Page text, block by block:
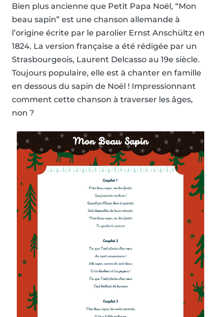
Bien plus ancienne que Petit Papa Noël, “Mon
beau sapin” est une chanson allemande à
l’origine écrite par le parolier Ernst Anschültz en
1824. La version française a été rédigée par un
Strasbourgeois, Laurent Delcasso au 19e siècle.
Toujours populaire, elle est à chanter en famille
en dessous du sapin de Noël ! Impressionnant
comment cette chanson à traverser les âges,
non ?